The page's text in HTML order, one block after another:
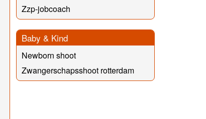
Zzp-jobcoach
Baby & Kind
Newborn shoot
Zwangerschapsshoot rotterdam